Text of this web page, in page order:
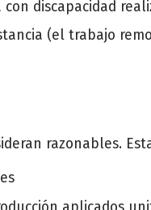
discapacidad
(el trabajo
razonables.